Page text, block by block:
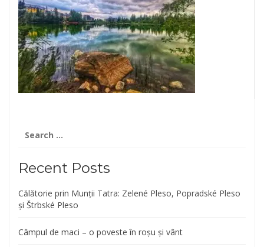
for:
Recent Posts
Călătorie prin Munții Tatra: Zelené Pleso, Popradské Pleso
și Štrbské Pleso
Câmpul de maci – o poveste în roșu și vânt